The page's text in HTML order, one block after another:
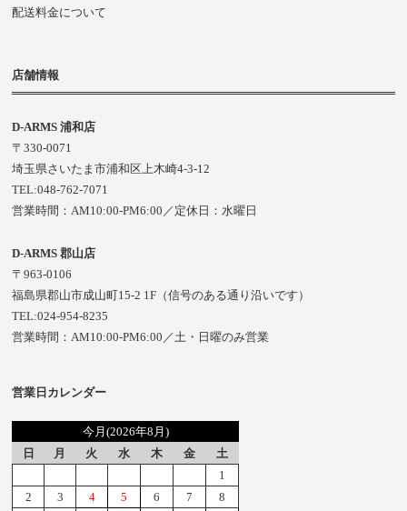
配送料金について
店舗情報
D-ARMS 浦和店
〒330-0071
埼玉県さいたま市浦和区上木崎4-3-12
TEL:048-762-7071
営業時間：AM10:00-PM6:00／定休日：水曜日
D-ARMS 郡山店
〒963-0106
福島県郡山市成山町15-2 1F（信号のある通り沿いです）
TEL:024-954-8235
営業時間：AM10:00-PM6:00／土・日曜のみ営業
営業日カレンダー
今月(2026年8月)
日
月 火 水 木 金
土
1
2
3 4 5 6 7
8